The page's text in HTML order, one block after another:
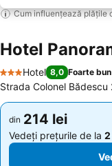
Cum influențează plățile
Hotel
3 Stele
Hotel 8,0 Foarte bun
Strada Colonel Bădescu
din 214 lei
Vedeți prețurile de la
din 214 lei
Vedeți prețurile de la